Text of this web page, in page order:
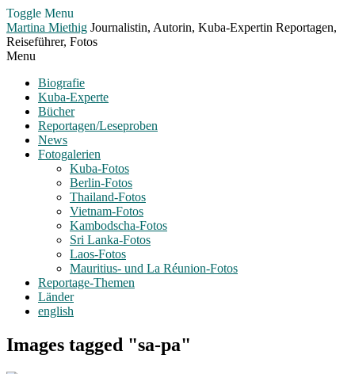
Toggle Menu
Martina Miethig Journalistin, Autorin, Kuba-Expertin Reportagen,
Reiseführer, Fotos
Menu
Biografie
Kuba-Experte
Bücher
Reportagen/Leseproben
News
Fotogalerien
Kuba-Fotos
Berlin-Fotos
Thailand-Fotos
Vietnam-Fotos
Kambodscha-Fotos
Sri Lanka-Fotos
Laos-Fotos
Mauritius- und La Réunion-Fotos
Reportage-Themen
Länder
english
Images tagged "sa-pa"